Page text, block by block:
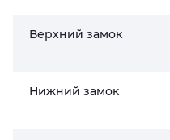
Верхний замок
Нижний замок